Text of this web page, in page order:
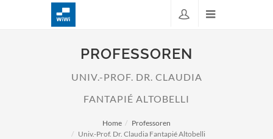
PROFESSOREN
UNIV.-PROF. DR. CLAUDIA
FANTAPIÉ ALTOBELLI
Home
Professoren
Univ.-Prof. Dr. Claudia Fantapié Altobelli